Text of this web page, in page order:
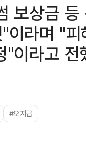
보상금
이라며 "
"이라고 전
#오지급